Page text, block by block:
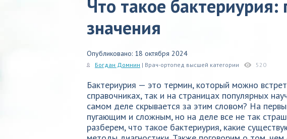
Что такое
значения
Опубликовано: 18 октября 2024
Богдан Домнин | Врач-ортопед высшей категории 520
Бактериурия — это термин, который можно
справочниках, так и на страницах популярных
самом деле скрывается за этим словом? На
пугающим и сложным, но на деле все не так
разберем, что такое бактериурия, какие